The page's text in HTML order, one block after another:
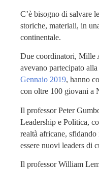
C’è bisogno di salvare
storiche, materiali, in
continentale.
Due coordinatori, Mille
avevano partecipato
Gennaio 2019, hanno
con oltre 100 giovani a
Il professor Peter
Leadership e Politica,
realtà africane,
essere nuovi leaders di
Il professor William